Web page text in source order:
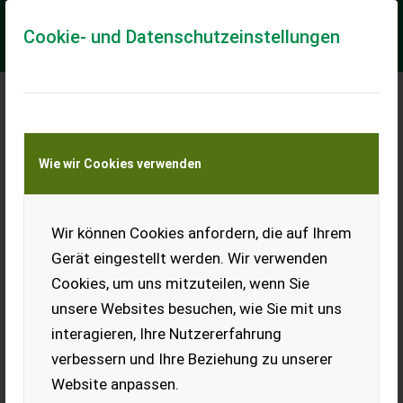
Cookie- und Datenschutzeinstellungen
Wie wir Cookies verwenden
Wir können Cookies anfordern, die auf Ihrem
Gerät eingestellt werden. Wir verwenden
Cookies, um uns mitzuteilen, wenn Sie
unsere Websites besuchen, wie Sie mit uns
interagieren, Ihre Nutzererfahrung
verbessern und Ihre Beziehung zu unserer
Website anpassen.
>Neue Reifen 500/70R24
>Neue Kotflügel >Neues
Pickerl >40km/h (Aufkleber
>6 Gang Powershift 40 ...
EUR 44.070